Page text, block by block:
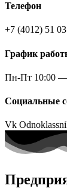
Телефон
+7 (4012) 51
График
Пн-Пт 10:00 —
Социальные
Vk